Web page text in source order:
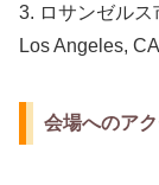
3. ロサンゼルス
Los Angeles,
会場へのア